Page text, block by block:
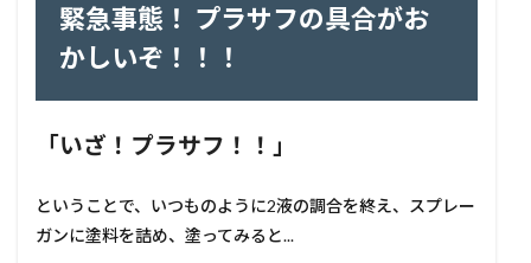
緊急事態！ プラサフの具合がお
かしいぞ！！！
「いざ！プラサフ！！」
ということで、いつものように2液の調合を終え、スプレー
ガンに塗料を詰め、塗ってみると...